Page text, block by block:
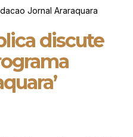
Jornal Araraquara
discute